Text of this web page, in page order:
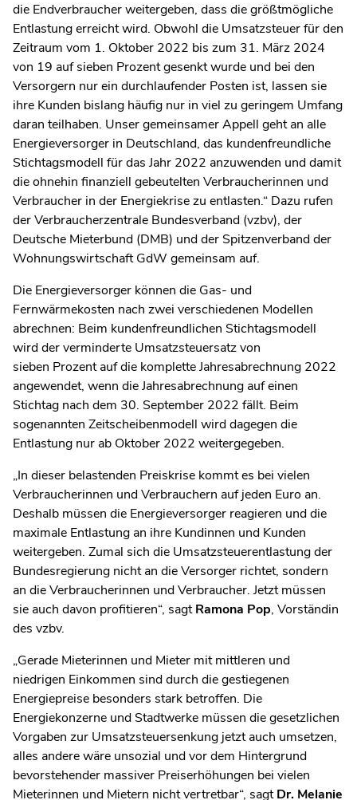
die Endverbraucher weitergeben, dass die größtmögliche
Entlastung erreicht wird. Obwohl die Umsatzsteuer für den
Zeitraum vom 1. Oktober 2022 bis zum 31. März 2024
von 19 auf sieben Prozent gesenkt wurde und bei den
Versorgern nur ein durchlaufender Posten ist, lassen sie
ihre Kunden bislang häufig nur in viel zu geringem Umfang
daran teilhaben. Unser gemeinsamer Appell geht an alle
Energieversorger in Deutschland, das kundenfreundliche
Stichtagsmodell für das Jahr 2022 anzuwenden und damit
die ohnehin finanziell gebeutelten Verbraucherinnen und
Verbraucher in der Energiekrise zu entlasten.“ Dazu rufen
der Verbraucherzentrale Bundesverband (vzbv), der
Deutsche Mieterbund (DMB) und der Spitzenverband der
Wohnungswirtschaft GdW gemeinsam auf.
Die Energieversorger können die Gas- und
Fernwärmekosten nach zwei verschiedenen Modellen
abrechnen: Beim kundenfreundlichen Stichtagsmodell
wird der verminderte Umsatzsteuersatz von
sieben Prozent auf die komplette Jahresabrechnung 2022
angewendet, wenn die Jahresabrechnung auf einen
Stichtag nach dem 30. September 2022 fällt. Beim
sogenannten Zeitscheibenmodell wird dagegen die
Entlastung nur ab Oktober 2022 weitergegeben.
„In dieser belastenden Preiskrise kommt es bei vielen
Verbraucherinnen und Verbrauchern auf jeden Euro an.
Deshalb müssen die Energieversorger reagieren und die
maximale Entlastung an ihre Kundinnen und Kunden
weitergeben. Zumal sich die Umsatzsteuerentlastung der
Bundesregierung nicht an die Versorger richtet, sondern
an die Verbraucherinnen und Verbraucher. Jetzt müssen
sie auch davon profitieren“, sagtRamona Pop, Vorständin
des vzbv.
„Gerade Mieterinnen und Mieter mit mittleren und
niedrigen Einkommen sind durch die gestiegenen
Energiepreise besonders stark betroffen. Die
Energiekonzerne und Stadtwerke müssen die gesetzlichen
Vorgaben zur Umsatzsteuersenkung jetzt auch umsetzen,
alles andere wäre unsozial und vor dem Hintergrund
bevorstehender massiver Preiserhöhungen bei vielen
Mieterinnen und Mietern nicht vertretbar“, sagtDr. Melanie